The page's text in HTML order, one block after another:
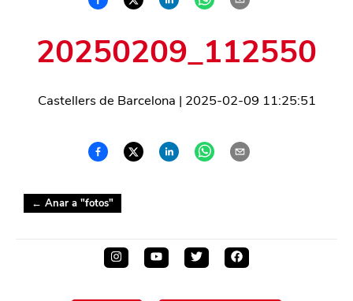
20250209_112550
Castellers de Barcelona | 2025-02-09 11:25:51
← Anar a "fotos"